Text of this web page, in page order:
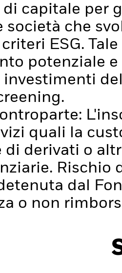
di capitale per
società che
ESG.
potenziale
investimenti
quali la
di derivati o
Rischio
dal
o non